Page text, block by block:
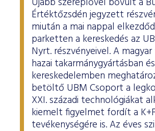
Értéktőzsdén jegyzett
miután a mai nappal
parketten a kereskedés az
Nyrt. részvényeivel. A
hazai takarmánygyártásban és
kereskedelemben
betöltő UBM Csoport a
XXI. századi technológiákat
kiemelt figyelmet fordít a
tevékenységére is. Az éves